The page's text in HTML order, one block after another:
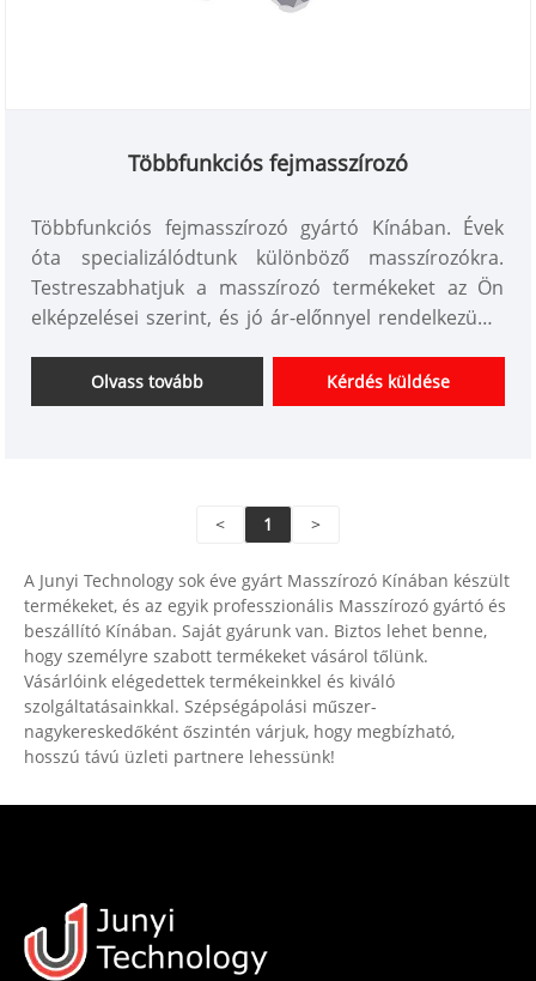
Többfunkciós fejmasszírozó
Többfunkciós fejmasszírozó gyártó Kínában. Évek
óta specializálódtunk különböző masszírozókra.
Testreszabhatjuk a masszírozó termékeket az Ön
elképzelései szerint, és jó ár-előnnyel rendelkezünk.
vagyunk Kínában.
Olvass tovább Kérdés küldése
< 1 >
A Junyi Technology sok éve gyárt Masszírozó Kínában készült
termékeket, és az egyik professzionális Masszírozó gyártó és
beszállító Kínában. Saját gyárunk van. Biztos lehet benne,
hogy személyre szabott termékeket vásárol tőlünk.
Vásárlóink ​​elégedettek termékeinkkel és kiváló
szolgáltatásainkkal. Szépségápolási műszer-
nagykereskedőként őszintén várjuk, hogy megbízható,
hosszú távú üzleti partnere lehessünk!